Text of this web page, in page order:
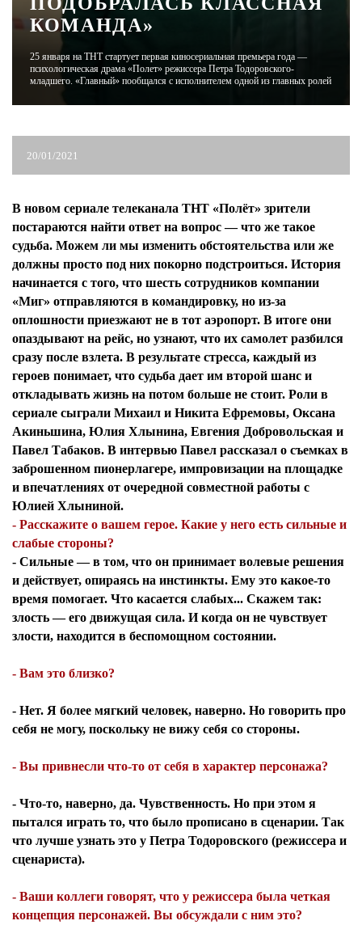
КОМАНДА»
25 января на ТНТ стартует первая киносериальная премьера года —
психологическая драма «Полет» режиссера Петра Тодоровского-
младшего. «Главный» пообщался с исполнителем одной из главных ролей
20/01/2021
В новом сериале телеканала ТНТ «Полёт» зрители
постараются найти ответ на вопрос — что же такое
судьба. Можем ли мы изменить обстоятельства или же
должны просто под них покорно подстроиться. История
начинается с того, что шесть сотрудников компании
«Миг» отправляются в командировку, но из-за
оплошности приезжают не в тот аэропорт. В итоге они
опаздывают на рейс, но узнают, что их самолет разбился
сразу после взлета. В результате стресса, каждый из
героев понимает, что судьба дает им второй шанс и
откладывать жизнь на потом больше не стоит. Роли в
сериале сыграли Михаил и Никита Ефремовы, Оксана
Акиньшина, Юлия Хлынина, Евгения Добровольская и
Павел Табаков. В интервью Павел рассказал о съемках в
заброшенном пионерлагере, импровизации на площадке
и впечатлениях от очередной совместной работы с
Юлией Хлыниной.
- Расскажите о вашем герое. Какие у него есть сильные и
слабые стороны?
- Сильные — в том, что он принимает волевые решения
и действует, опираясь на инстинкты. Ему это какое-то
время помогает. Что касается слабых... Скажем так:
злость — его движущая сила. И когда он не чувствует
злости, находится в беспомощном состоянии.
- Вам это близко?
- Нет. Я более мягкий человек, наверно. Но говорить про
себя не могу, поскольку не вижу себя со стороны.
- Вы привнесли что-то от себя в характер персонажа?
- Что-то, наверно, да. Чувственность. Но при этом я
пытался играть то, что было прописано в сценарии. Так
что лучше узнать это у Петра Тодоровского (режиссера и
сценариста).
- Ваши коллеги говорят, что у режиссера была четкая
концепция персонажей. Вы обсуждали с ним это?